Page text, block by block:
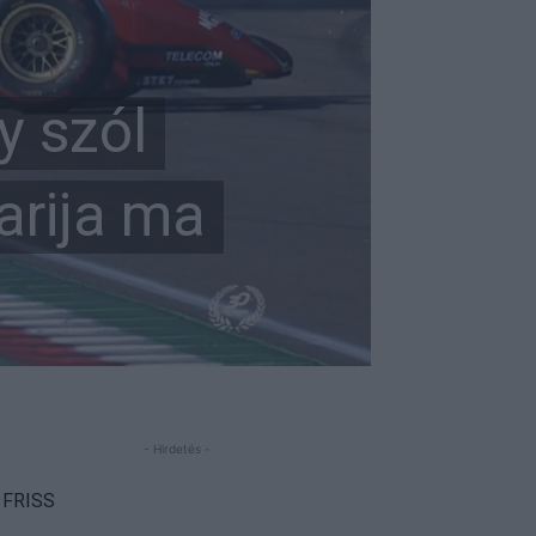
szól
ma
- Hirdetés -
FRISS